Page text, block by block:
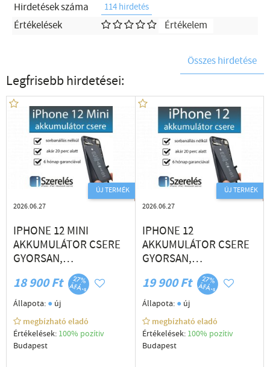
Hirdetések száma
114 hirdetés
Értékelések Értékelem
Összes hirdetése
Legfrisebb hirdetései:
ÚJ TERMÉK
2026.06.27
IPHONE 12 MINI
AKKUMULÁTOR CSERE
GYORSAN,
SZAKSZERŰEN
(ISZERELÉS.HU)
18 900 Ft
Állapota: ● új
megbízható eladó
Értékelések: 100% pozítiv
Budapest
ÚJ TERMÉK
2026.06.27
IPHONE 12
AKKUMULÁTOR CSERE
GYORSAN,
SZAKSZERŰEN
(ISZERELÉS.HU)
19 900 Ft
Állapota: ●új
megbízható eladó
Értékelések: 100% pozítiv
Budapest